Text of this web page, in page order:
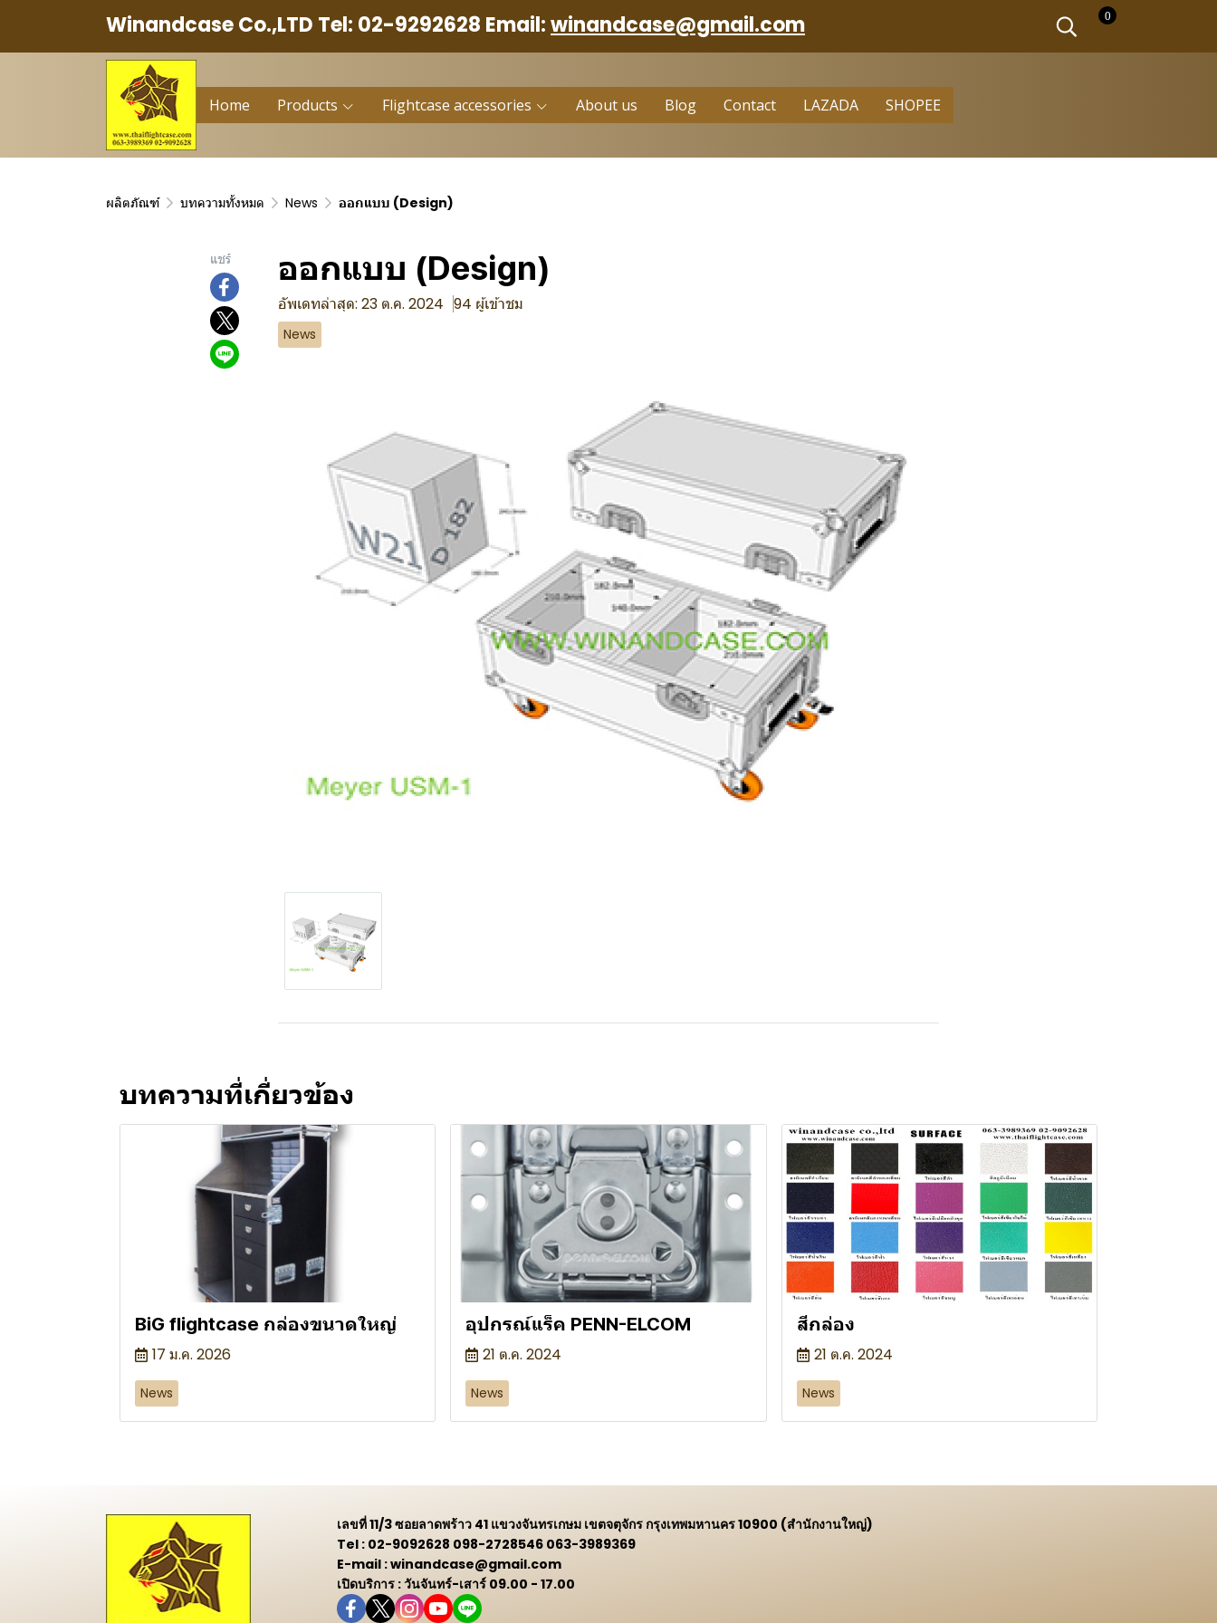
Winandcase Co.,LTD Tel: 02-9292628 Email:winandcase@gmail.com 0
Home Products Flightcase accessories About us Blog Contact LAZADA SHOPEE
ผลิตภัณฑ์ บทความทั้งหมด News ออกแบบ (Design)
แชร์ ออกแบบ (Design)
อัพเดทล่าสุด: 23 ต.ค. 2024 94 ผู้เข้าชม
News
บทความที่เกี่ยวข้อง
BiG flightcase กล่องขนาดใหญ่
17 ม.ค. 2026
News
อุปกรณ์แร็ค PENN-ELCOM
21 ต.ค. 2024
News
สีกล่อง
21 ต.ค. 2024
News
เลขที่ 11/3 ซอยลาดพร้าว 41 แขวงจันทรเกษม เขตจตุจักร กรุงเทพมหานคร 10900 (สำนักงานใหญ่)
Tel : 02-9092628 098-2728546 063-3989369
E-mail : winandcase@gmail.com
เปิดบริการ : วันจันทร์-เสาร์ 09.00 - 17.00